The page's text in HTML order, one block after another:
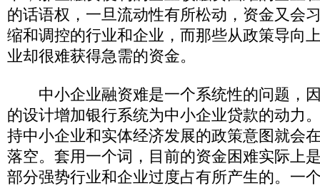
的话语权，一旦流动性有所松动，资金又会
缩和调控的行业和企业，而那些从政策导向
业却很难获得急需的资金。
中小企业融资难是一个系统性的问题，
的设计增加银行系统为中小企业贷款的动力
持中小企业和实体经济发展的政策意图就会
落空。套用一个词，目前的资金困难实际上
部分强势行业和企业过度占有所产生的。一